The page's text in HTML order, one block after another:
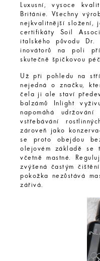
Luxusní, vysoce
Británie. Všechny
nejkvalitnější složení,
certifikáty Soil
italského původu
inovátorů na poli
skutečně špičkovou
Už při pohledu na
nejedná o značku,
čela ji ale staví
balzámů Inlight
napomáhá
vstřebávání
zároveň jako
se proto obejdou
olejovém základě
včetně mastné.
zvýšená častým
pokožka nezůstává
zářivá.